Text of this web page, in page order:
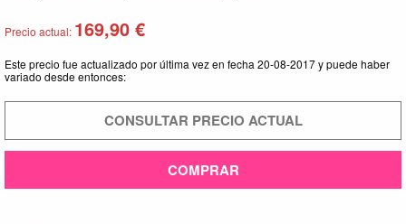
Precio actual: 169,90 €
Este precio fue actualizado por última vez en fecha 20-08-2017 y puede haber
variado desde entonces:
CONSULTAR PRECIO ACTUAL
COMPRAR